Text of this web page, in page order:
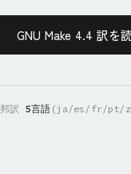
GNU Make 4.4 訳を
邦訳 5言語 (ja/es/fr/pt/